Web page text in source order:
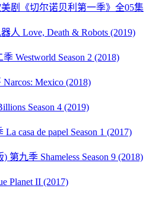
剧《切尔诺贝利第一季》全05集
人 Love, Death & Robots (2019)
Westworld Season 2 (2018)
Mexico (2018)
Season 4 (2019)
casa de papel Season 1 (2017)
第九季 Shameless Season 9 (2018)
Planet II (2017)